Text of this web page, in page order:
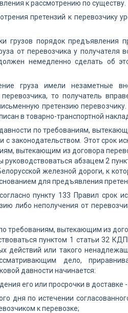
к рассмотрению по существу.
претензий к перевозчику
грузов порядок предъявления
от перевозчика у
немедленно сделать об
груза имели незаметные
то получатель
претензию перевозчику.
в товарно-транспортной
по требованиям,
законодательством. Этот срок
вытекающим из договора
абзацем 2
железной дороги, к
для предъявления
пункту 133 Правил срок
либо неполучения от
требованиям, вытекающим из
пунктом 1 статьи 32
или такого
дело,
давности начинается:
его или просрочки в доставке
дня по истечении
к перевозке;